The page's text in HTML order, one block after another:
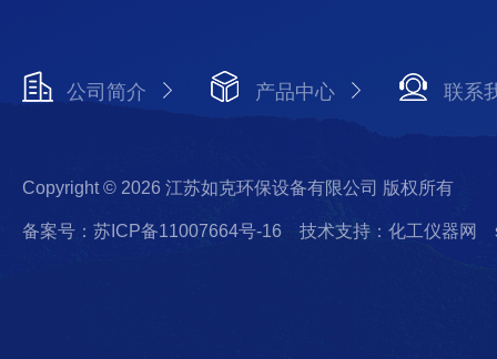
公司简介 产品中心 联系
Copyright © 2026 江苏如克环保设备有限公司 版权所有
备案号：苏ICP备11007664号-16 技术支持：化工仪器网